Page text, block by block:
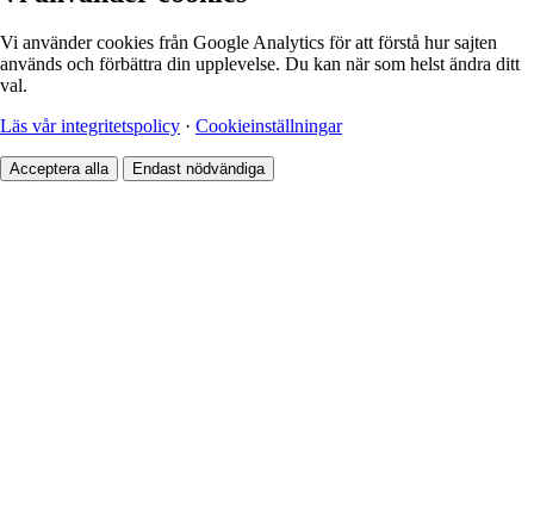
Vi använder cookies från Google Analytics för att förstå hur sajten
används och förbättra din upplevelse. Du kan när som helst ändra ditt
val.
Läs vår integritetspolicy · Cookieinställningar
Acceptera alla Endast nödvändiga